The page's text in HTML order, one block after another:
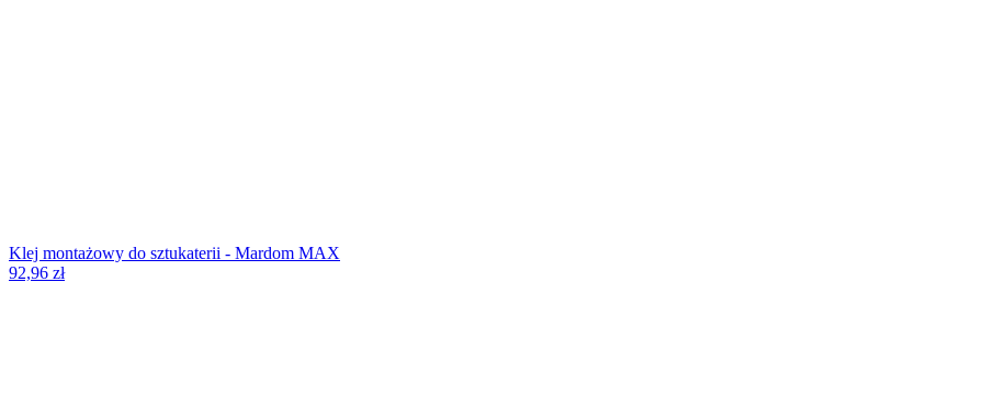
Klej montażowy do sztukaterii - Mardom MAX
92,96 zł